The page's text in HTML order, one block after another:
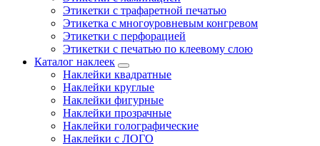
Этикетки с трафаретной печатью
Этикетка с многоуровневым конгревом
Этикетки с перфорацией
Этикетки с печатью по клеевому слою
Каталог наклеек
Наклейки квадратные
Наклейки круглые
Наклейки фигурные
Наклейки прозрачные
Наклейки голографические
Наклейки с ЛОГО